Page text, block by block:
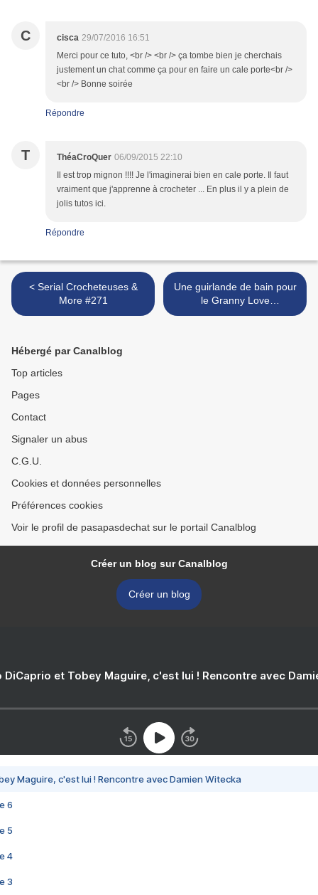
C cisca 29/07/2016 16:51
Merci pour ce tuto, <br /> <br /> ça tombe bien je cherchais
justement un chat comme ça pour en faire un cale porte<br />
<br /> Bonne soirée
Répondre
T ThéaCroQuer 06/09/2015 22:10
Il est trop mignon !!!! Je l'imaginerai bien en cale porte. Il faut
vraiment que j'apprenne à crocheter ... En plus il y a plein de
jolis tutos ici.
Répondre
< Serial Crocheteuses &
More #271
Une guirlande de bain pour
le Granny Love
Challenge#03 >
Hébergé par Canalblog
Top articles
Pages
Contact
Signaler un abus
C.G.U.
Cookies et données personnelles
Préférences cookies
Voir le profil de pasapasdechat sur le portail Canalblog
Créer un blog sur Canalblog
Créer un blog
DiCaprio et Tobey Maguire, c'est lui ! Rencontre avec
Maguire, c'est lui ! Rencontre avec Damien Witecka
6
5
4
3